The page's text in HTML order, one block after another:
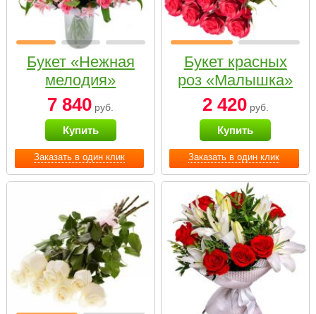
Заказать в один клик
Букет «Нежная
мелодия»
7 840 руб.
Купить
Заказать в один клик
Букет красных
роз «Малышка»
2 420руб.
Купить